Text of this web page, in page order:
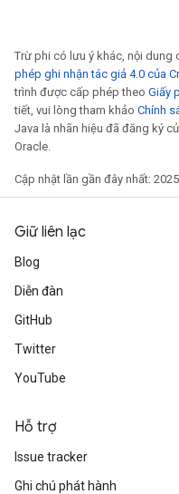
Trừ phi có lưu ý khác, nội dung
phép ghi nhận tác giả 4.0 của
trình được cấp phép theo Giấy
tiết, vui lòng tham khảo Chính
Java là nhãn hiệu đã đăng ký
Oracle.
Cập nhật lần gần đây nhất:
Giữ liên lạc
Blog
Diễn đàn
GitHub
Twitter
YouTube
Hỗ trợ
Issue tracker
Ghi chú phát hành